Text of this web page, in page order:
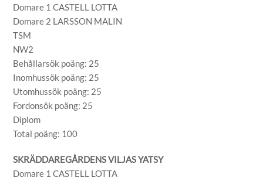
Domare 1 CASTELL LOTTA
Domare 2 LARSSON MALIN
TSM
NW2
Behållarsök poäng: 25
Inomhussök poäng: 25
Utomhussök poäng: 25
Fordonsök poäng: 25
Diplom
Total poäng: 100
SKRÄDDAREGÅRDENS VILJAS YATSY
Domare 1 CASTELL LOTTA